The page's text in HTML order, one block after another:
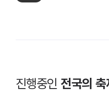
진행중인전국의